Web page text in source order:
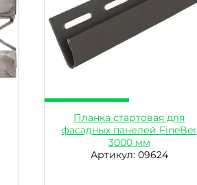
Планка стартовая для
фасадных панелей FineBer
3000 мм
Артикул: 09624